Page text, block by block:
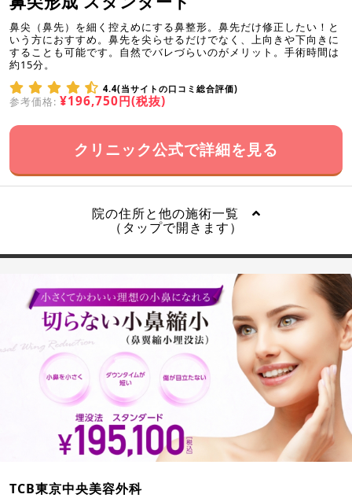
鼻尖（鼻先）を細く控えめにする鼻整形。鼻先だけ修正したい！と
いう方におすすめ。鼻先を尖らせるだけでなく、上向きや下向きに
することも可能です。自然でバレづらいのがメリット。手術時間は
約15分。
4.4(当サイトの口コミ総合評価)
参考価格: ¥196,750円(税抜)
クリニック公式で詳細を見る
院の住所と他の施術一覧
（タップで開きます）
TCB東京中央美容外科